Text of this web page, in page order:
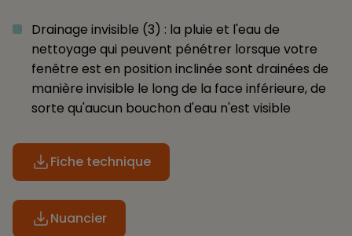
Drainage invisible (3) : la pluie et l'eau de
nettoyage qui peuvent pénétrer lorsque votre
fenêtre est en position inclinée sont drainées de
manière invisible le long de la face inférieure, de
sorte qu'aucun bouchon d'eau n'est visible
Fiche technique
Nuancier